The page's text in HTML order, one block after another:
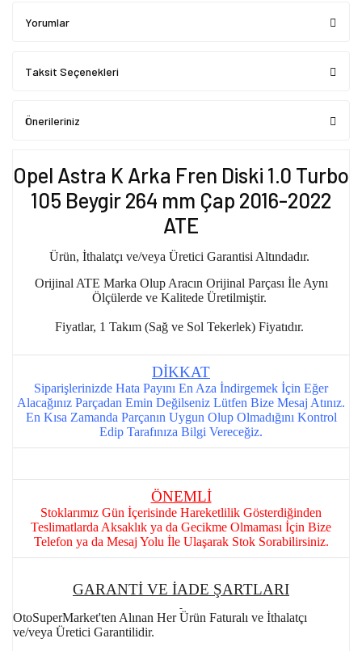
Yorumlar
Taksit Seçenekleri
Önerileriniz
Opel Astra K Arka Fren Diski 1.0 Turbo
105 Beygir 264 mm Çap 2016-2022
ATE
Ürün, İthalatçı ve/veya Üretici Garantisi Altındadır.
Orijinal ATE Marka Olup Aracın Orijinal Parçası İle Aynı
Ölçülerde ve Kalitede Üretilmiştir.
Fiyatlar, 1 Takım (Sağ ve Sol Tekerlek) Fiyatıdır.
DİKKAT
Siparişlerinizde Hata Payını En Aza İndirgemek İçin Eğer
Alacağınız Parçadan Emin Değilseniz Lütfen Bize Mesaj Atınız.
En Kısa Zamanda Parçanın Uygun Olup Olmadığını Kontrol
Edip Tarafınıza Bilgi Vereceğiz.
ÖNEMLİ
Stoklarımız Gün İçerisinde Hareketlilik Gösterdiğinden
Teslimatlarda Aksaklık ya da Gecikme Olmaması İçin Bize
Telefon ya da Mesaj Yolu İle Ulaşarak Stok Sorabilirsiniz.
GARANTİ VE İADE ŞARTLARI
OtoSuperMarket'ten Alınan Her Ürün Faturalı ve İthalatçı
ve/veya Üretici Garantilidir.